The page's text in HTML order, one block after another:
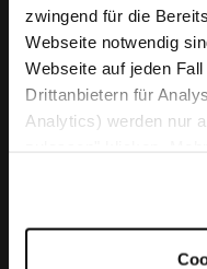
zwingend für die
Webseite notwendig
Webseite auf jeden
Drittanbietern für
Analytics) werden nur
Impressum.